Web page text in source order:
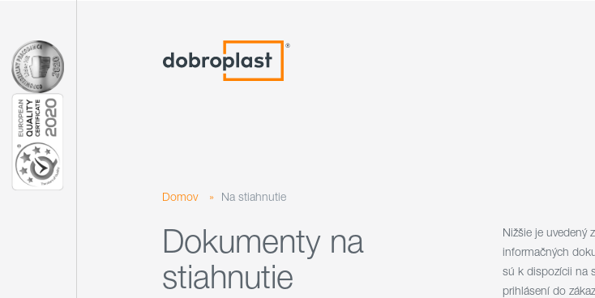
Domov » Na stiahnutie
Dokumenty na
stiahnutie
Nižšie je uvedený
informačných
sú k dispozícii na
prihlásení do